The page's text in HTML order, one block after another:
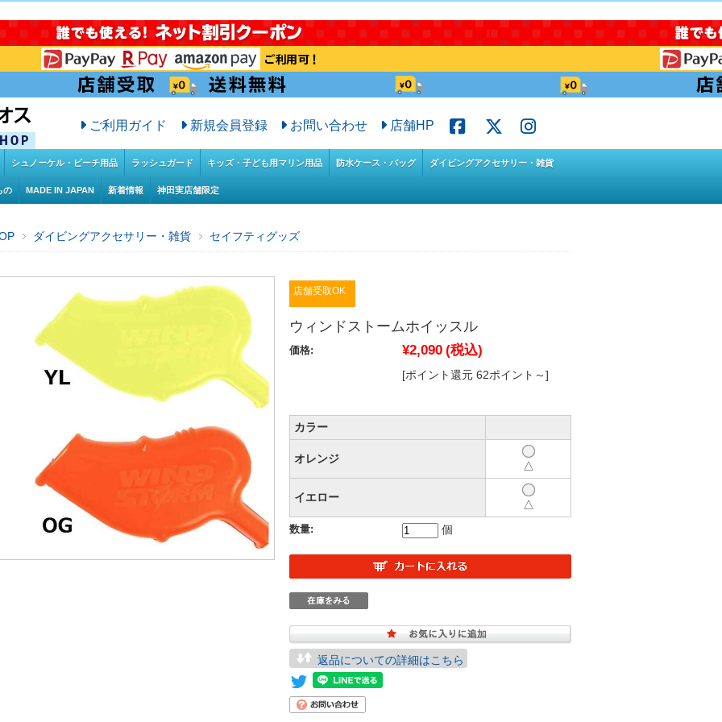
ご利用ガイド 新規会員登録 お問い合わせ 店舗HP
シュノーケル・ビーチ用品 ラッシュガード キッズ・子ども用マリン用品 防水ケース・バッグ ダイビングアクセサリー・雑貨
の MADE IN JAPAN 新着情報 神田実店舗限定
ダイビングアクセサリー・雑貨 セイフティグッズ
店舗受取OK
ウィンドストームホイッスル
価格: ¥2,090 (税込)
[ポイント還元 62ポイント～]
カラー
オレンジ
△
イエロー
△
数量: 個
返品についての詳細はこちら